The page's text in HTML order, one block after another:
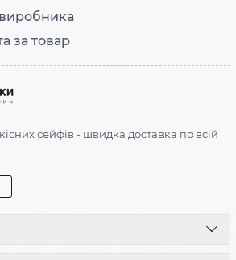
виробника
за товар
сейфів - швидка доставка по всій